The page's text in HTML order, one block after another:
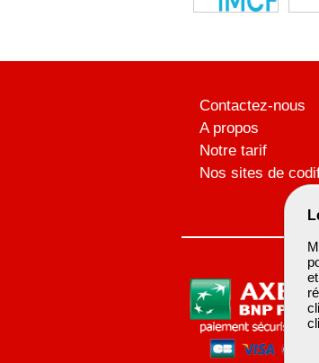
Contactez-nous
A propos
Notre tarif
Nos sites de